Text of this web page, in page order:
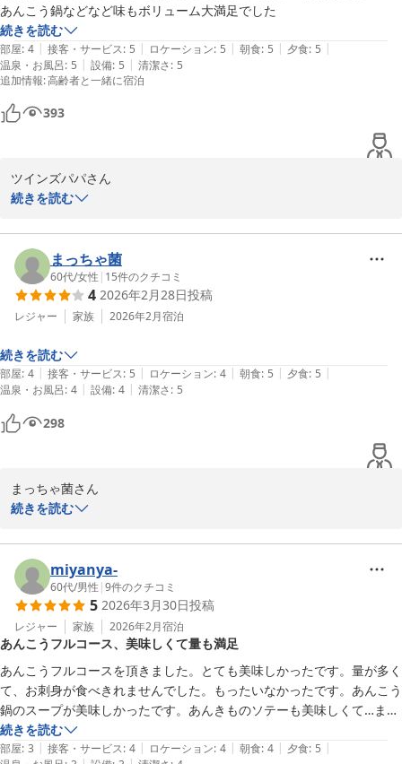
また、建物の古さにつきましてもご理解いただき
清掃面をお褒めいただいたこと、スタッフ一同大変励みになりま
す。
お客様からのお言葉を糧に
これからも心地よい空間づくりに努めてまいります。
潮騒の宿　丸徳
潮騒の宿 丸徳
続きを読む
部屋: 4 | 接客・サービス: 5 | ロケーション: 5 | 朝食: 5 | 夕食: 5 |
温泉・お風呂: 5 | 設備: 5 | 清潔さ: 5
追加情報:高齢者と一緒に宿泊
393
ツインズパパさん
ご宿泊ありがとうございます。
また写真付きで
分かりやすくクチコミありがとうございます。
・お食事は大広間
・会場から見える海はとても絶景
少しでも多くの方に届きますように☆
あんこう土鍋・あん肝とも酢
近海唐揚・茶わんむし・〆は雑炊
潮騒の宿丸徳　　薄井
潮騒の宿 丸徳
2026-03-31
続きを読む
まっちゃ菌
60代/女性 | 15件のクチコミ
4 2026年2月28日投稿
レジャー 家族 2026年2月宿泊
続きを読む
部屋: 4 | 接客・サービス: 5 | ロケーション: 4 | 朝食: 5 | 夕食: 5 |
温泉・お風呂: 4 | 設備: 4 | 清潔さ: 5
298
まっちゃ菌さん
落ち着く宿！
恋しくなったらあんこう鍋！で
またお越し頂けると嬉しいです♪
◎バストイレなし
民宿程度のお部屋
◎あんこう鍋コース
１０月　４月
続きを読む
miyanya-
60代/男性 |9件のクチコミ
5 2026年3月30日投稿
レジャー 家族 2026年2月宿泊
あんこうフルコース、美味しくて量も満足
あんこうフルコースを頂きました。とても美味しかったです。量が多く
て、お刺身が食べきれませんでした。もったいなかったです。あんこう
鍋のスープが美味しかったです。あんきものソテーも美味しくて…ま
た、食べたいので来年、伺います。
続きを読む
部屋: 3 | 接客・サービス: 4 | ロケーション: 4 | 朝食: 4 | 夕食: 5 |